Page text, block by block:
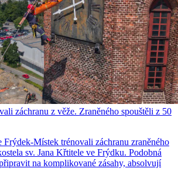
záchranu z věže. Zraněného spouštěli z 50
Frýdek-Místek trénovali záchranu zraněného
sv. Jana Křtitele ve Frýdku. Podobná
na komplikované zásahy, absolvují